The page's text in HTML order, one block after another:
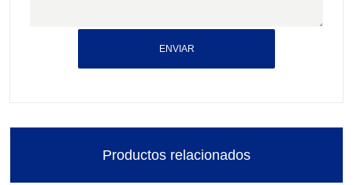
ENVIAR
Productos relacionados